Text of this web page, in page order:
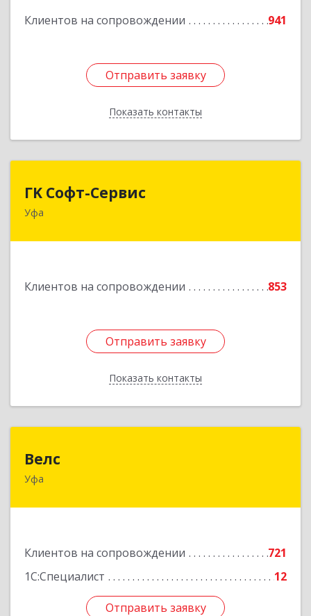
Клиентов на сопровождении 941
Отправить заявку
Показать контакты
Отправить заявку
Назад
ГK Софт-Сервис
Уфа
Клиентов на сопровождении 853
Отправить заявку
Показать контакты
450022, Башкортостан Респ, Уфа г, Менделеева
Отправить заявку
Назад
Велс
Уфа
Клиентов на сопровождении
721
1С:Специалист
12
Отправить заявку
450071, Башкортостан Респ, Уфа г, 50 лет СССР
Отправить заявку